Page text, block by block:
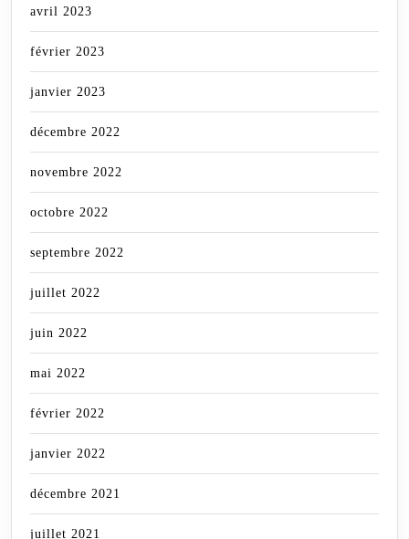
avril 2023
février 2023
janvier 2023
décembre 2022
novembre 2022
octobre 2022
septembre 2022
juillet 2022
juin 2022
mai 2022
février 2022
janvier 2022
décembre 2021
juillet 2021